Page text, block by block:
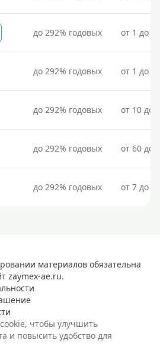
до 292% годовых от 1 до
до 292% годовых от 1 до
до 292% годовых от 10 до
до 292% годовых от 60 до
до 292% годовых от 7 до
материалов обязательна
zaymex-ae.ru.
чтобы улучшить
и повысить удобство для